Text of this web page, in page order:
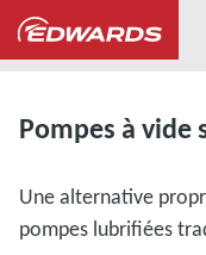
...
Pompes à vide
Une alternative
pompes lubrifiées